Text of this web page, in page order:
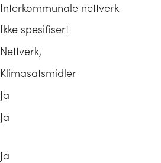
Interkommunale nettverk
Ikke spesifisert
Nettverk,
Klimasatsmidler
Ja
Ja
Ja